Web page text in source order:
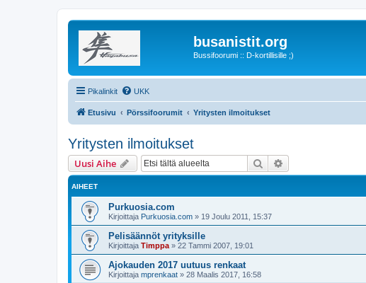
busanistit.org
Bussifoorumi :: D-kortillisille ;)
Pikalinkit UKK
Etusivu Pörssifoorumit Yritysten ilmoitukset
Yritysten ilmoitukset
Uusi Aihe Etsi
AIHEET
Purkuosia.com
Kirjoittaja Purkuosia.com » 19 Joulu 2011, 15:37
Pelisäännöt yrityksille
Kirjoittaja Timppa » 22 Tammi 2007, 19:01
Ajokauden 2017 uutuus renkaat
Kirjoittaja mprenkaat » 28 Maalis 2017, 16:58